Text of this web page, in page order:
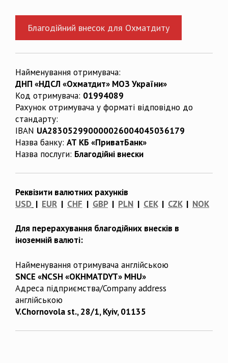
Благодійний внесок для Охматдиту
Найменування отримувача:
ДНП «НДСЛ «Охматдит» МОЗ України»
Код отримувача: 01994089
Рахунок отримувача у форматі відповідно до
стандарту:
IBAN UA283052990000026004045036179
Назва банку: АТ КБ «ПриватБанк»
Назва послуги: Благодійні внески
Реквізити валютних рахунків
USD | EUR | CHF | GBP| PLN | CEK| CZK| NOK
Для перерахування благодійних внесків в
іноземній валюті:
Найменування отримувача англійською
SNCE «NCSH «OKHMATDYT» MHU»
Адреса підприємства/Company address
англійською
V.Chornovola st., 28/1, Kyiv, 01135